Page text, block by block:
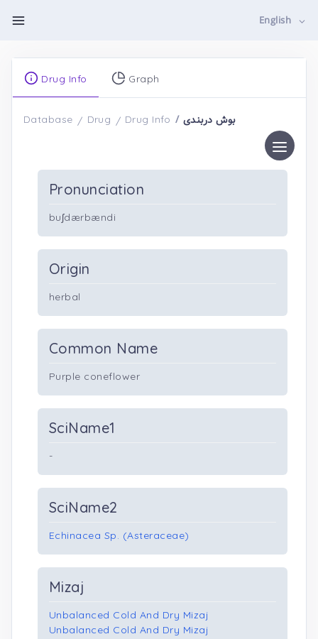
English
Drug Info Graph
Database Drug Drug Info بوش دربندی
Pronunciation
buʃdærbændi
Origin
herbal
Common Name
Purple coneflower
SciName1
-
SciName2
Echinacea Sp. (Asteraceae)
Mizaj
Unbalanced Cold And Dry Mizaj
Unbalanced Cold And Dry Mizaj